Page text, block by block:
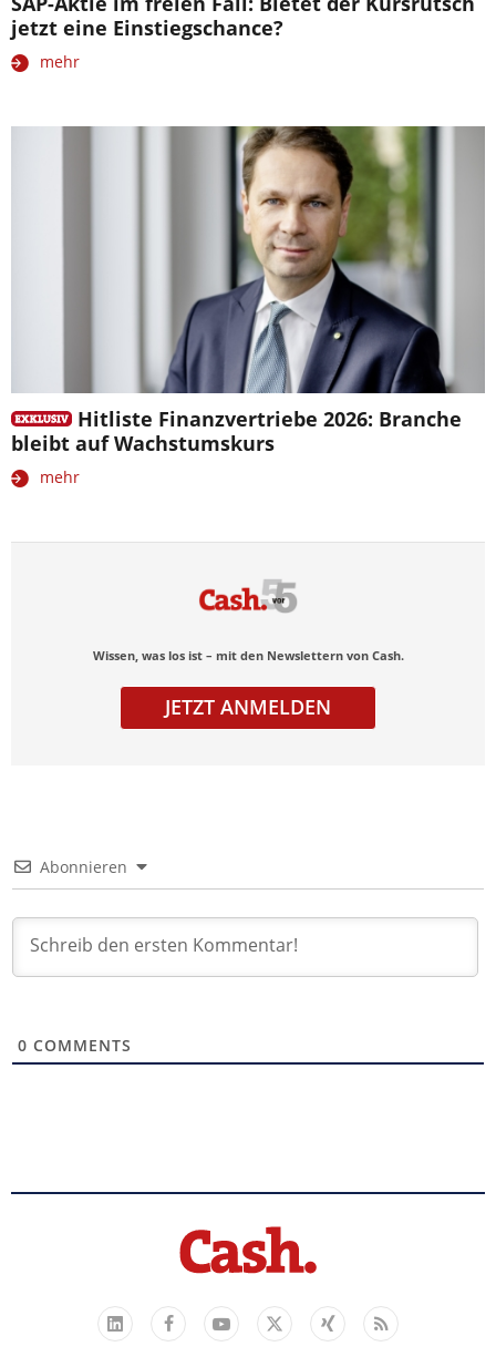
jetzt eine Einstiegschance?
mehr
Hitliste Finanzvertriebe 2026: Branche
bleibt auf Wachstumskurs
mehr
Wissen, was los ist – mit den Newslettern von Cash.
JETZT ANMELDEN
Abonnieren
0 COMMENTS
LinkedIn
FacebookYouTube
X
Xing Feed